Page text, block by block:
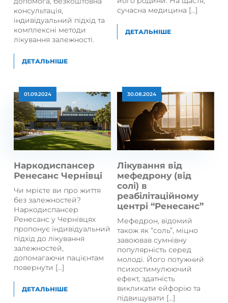
консультація,
індивідуальний підхід та
комплексні методи
лікування залежності.
ДЕТАЛЬНІШЕ
сучасна медицина […]
ДЕТАЛЬНІШЕ
Наркодиспансер
Ренесанс Чернівці
01.09.2024
Чи мрієте ви про життя
без залежностей?
Наркодиспансер
Ренесанс у Чернівцях
пропонує індивідуальний
підхід до лікування
залежностей,
допомагаючи пацієнтам
повернути […]
ДЕТАЛЬНІШЕ
Лікування від
мефедрону (від
солі) в
реабілітаційному
центрі “Ренесанс”
30.08.2024
Мефедрон, відомий
також як “соль”, міцно
завоював сумнівну
популярність серед
молоді. Його потужний
психостимулюючий
ефект, здатність
викликати ейфорію та
підвищувати […]